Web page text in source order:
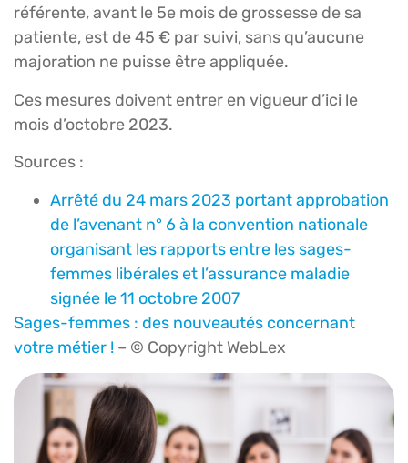
référente, avant le 5e mois de grossesse de sa
patiente, est de 45 € par suivi, sans qu’aucune
majoration ne puisse être appliquée.
Ces mesures doivent entrer en vigueur d’ici le
mois d’octobre 2023.
Sources :
Arrêté du 24 mars 2023 portant approbation
de l’avenant n° 6 à la convention nationale
organisant les rapports entre les sages-
femmes libérales et l’assurance maladie
signée le 11 octobre 2007
Sages-femmes : des nouveautés concernant
votre métier ! – © Copyright WebLex